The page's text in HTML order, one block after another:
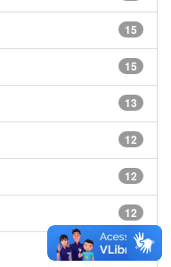
15
15
13
12
12
12
11